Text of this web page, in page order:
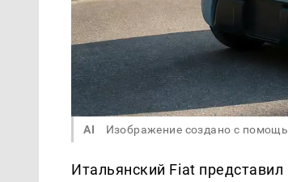
AI Изображение создано с
Итальянский Fiat